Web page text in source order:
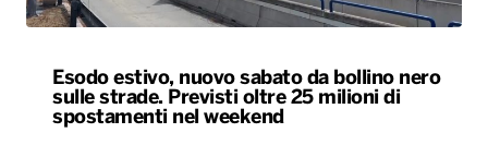
Esodo estivo, nuovo sabato da bollino nero
sulle strade. Previsti oltre 25 milioni di
spostamenti nel weekend